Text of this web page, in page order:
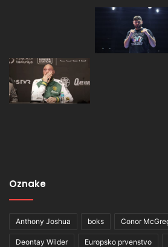
Oznake
Anthony Joshua boks Conor
Deontay Wilder Europsko prvenstvo